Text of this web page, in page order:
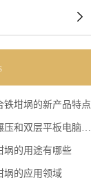
铁坩埚的新产品特点
平板电脑持续碾压区别
埚的用途有哪些
埚的应用领域